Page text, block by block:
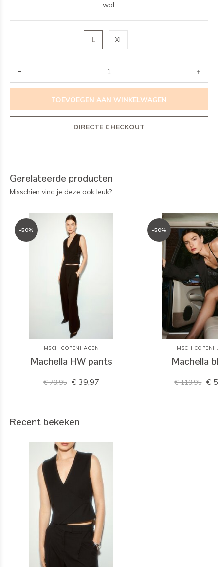
wol.
L XL
TOEVOEGEN AAN WINKELWAGEN
DIRECTE CHECKOUT
Gerelateerde producten
Misschien vind je deze ook leuk?
-50%
MSCH COPENHAGEN
Machella HW pants
€ 79,95 € 39,97
-50%
MSCH
Machella
€ 119,95 €
Recent bekeken